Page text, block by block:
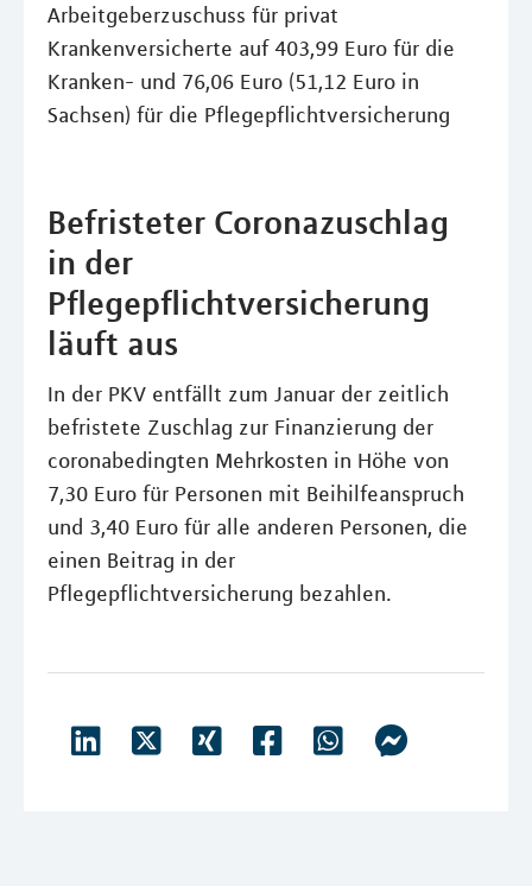
Arbeitgeberzuschuss für privat
Krankenversicherte auf 403,99 Euro für die
Kranken- und 76,06 Euro (51,12 Euro in
Sachsen) für die Pflegepflichtversicherung
Befristeter Coronazuschlag
in der
Pflegepflichtversicherung
läuft aus
In der PKV entfällt zum Januar der zeitlich
befristete Zuschlag zur Finanzierung der
coronabedingten Mehrkosten in Höhe von
7,30 Euro für Personen mit Beihilfeanspruch
und 3,40 Euro für alle anderen Personen, die
einen Beitrag in der
Pflegepflichtversicherung bezahlen.